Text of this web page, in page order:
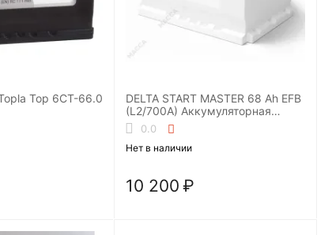
Top 6СТ-66.0
DELTA START MASTER 68 Ah EFB
(L2/700A) Аккумуляторная
батарея
0.0
Нет в наличии
10 200 ₽